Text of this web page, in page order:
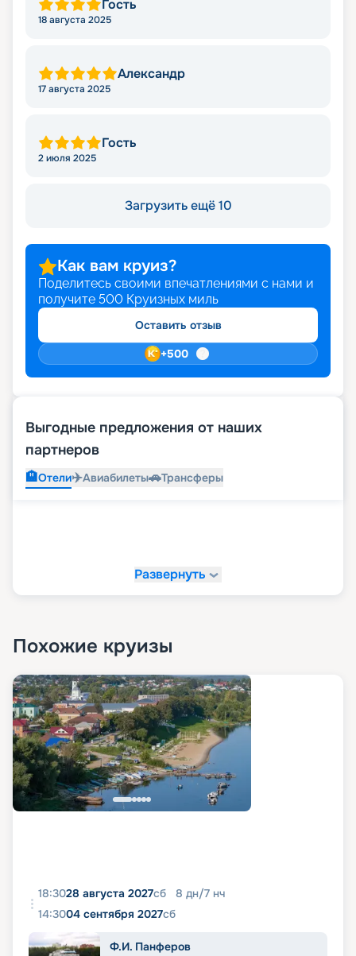
Гость
18 августа 2025
Александр
17 августа 2025
Гость
2 июля 2025
Загрузить ещё 10
Как вам круиз?
Поделитесь своими впечатлениями с нами и
получите 500 Круизных миль
Оставить отзыв
+500
Выгодные предложения от наших
партнеров
🏨Отели✈️Авиабилеты🚗Трансферы
Развернуть
Похожие круизы
18:3028 августа 2027сб 8 дн/7 нч
14:3004 сентября 2027сб
Ф.И. Панферов